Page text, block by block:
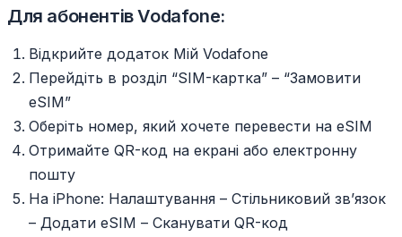
Для абонентів Vodafone:
Відкрийте додаток Мій Vodafone
Перейдіть в розділ “SIM-картка” – “Замовити
eSIM”
Оберіть номер, який хочете перевести на eSIM
Отримайте QR-код на екрані або електронну
пошту
На iPhone: Налаштування – Стільниковий зв’язок
– Додати eSIM – Сканувати QR-код